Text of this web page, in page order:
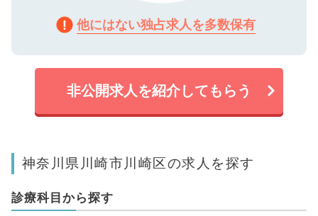
他にはない独占求人を多数保有
非公開求人を紹介してもらう
神奈川県川崎市川崎区の求人を探す
診療科目から探す